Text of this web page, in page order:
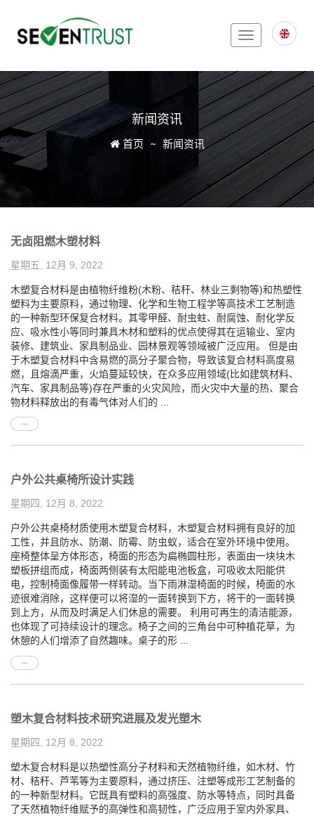
Toggle
navigation
新闻资讯
Icon
首页 新闻资讯
无卤阻燃木塑材料
星期五, 12月 9, 2022
木塑复合材料是由植物纤维粉(木粉、秸秆、林业三剩物等)和热塑性
塑料为主要原料，通过物理、化学和生物工程学等高技术工艺制造
的一种新型环保复合材料。其零甲醛、耐虫蛀、耐腐蚀、耐化学反
应、吸水性小等同时兼具木材和塑料的优点使得其在运输业、室内
装修、建筑业、家具制品业、园林景观等领域被广泛应用。 但是由
于木塑复合材料中含易燃的高分子聚合物，导致该复合材料高度易
燃，且熔滴严重，火焰蔓延较快，在众多应用领域(比如建筑材料、
汽车、家具制品等)存在严重的火灾风险，而火灾中大量的热、聚合
物材料释放出的有毒气体对人们的 ...
户外公共桌椅所设计实践
星期四, 12月 8, 2022
户外公共桌椅材质使用木塑复合材料，木塑复合材料拥有良好的加
工性，并且防水、防潮、防霉、防虫蚁，适合在室外环境中使用。
座椅整体呈方体形态，椅面的形态为扁椭圆柱形，表面由一块块木
塑板拼组而成，椅面两侧装有太阳能电池板盒，可吸收太阳能供
电，控制椅面像履带一样转动。当下雨淋湿椅面的时候，椅面的水
迹很难消除，这样便可以将湿的一面转换到下方，将干的一面转换
到上方，从而及时满足人们休息的需要。 利用可再生的清洁能源，
也体现了可持续设计的理念。椅子之间的三角台中可种植花草，为
休憩的人们增添了自然趣味。桌子的形 ...
塑木复合材料技术研究进展及发光塑木
星期四, 12月 8, 2022
塑木复合材料是以热塑性高分子材料和天然植物纤维，如木材、竹
材、秸秆、芦苇等为主要原料，通过挤压、注塑等成形工艺制备的
的一种新型材料。它既具有塑料的高强度、防水等特点，同时具备
了天然植物纤维赋予的高弹性和高韧性，广泛应用于室内外家具、